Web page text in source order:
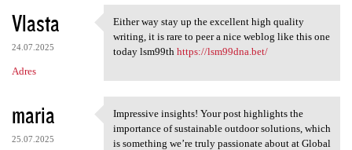
Vlasta
24.07.2025
Adres
Either way stay up the
Either way stay up the excellent high quality
writing, it is rare to peer a nice weblog like this one
today lsm99th https://lsm99dna.bet/
maria
25.07.2025
Impressive insights! Your
Impressive insights! Your post highlights the
importance of sustainable outdoor solutions, which
is something we’re truly passionate about at Global